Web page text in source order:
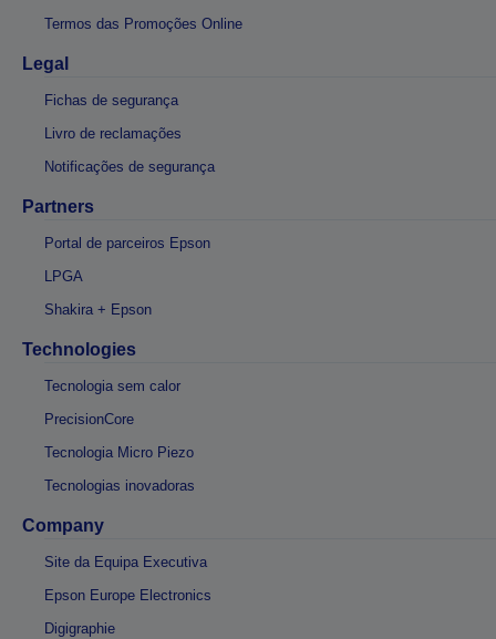
Termos das Promoções Online
Legal
Fichas de segurança
Livro de reclamações
Notificações de segurança
Partners
Portal de parceiros Epson
LPGA
Shakira + Epson
Technologies
Tecnologia sem calor
PrecisionCore
Tecnologia Micro Piezo
Tecnologias inovadoras
Company
Site da Equipa Executiva
Epson Europe Electronics
Digigraphie